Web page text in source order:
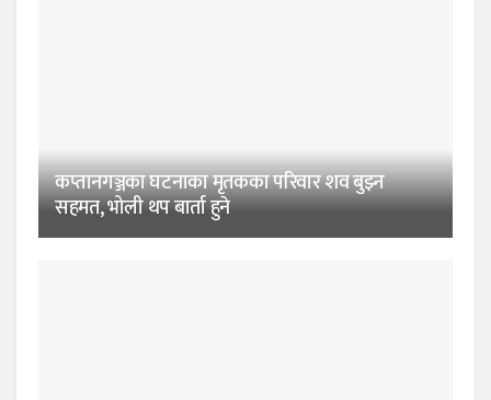
कप्तानगञ्जका घटनाका मृतकका परिवार शव बुझ्न
सहमत, भोली थप बार्ता हुने